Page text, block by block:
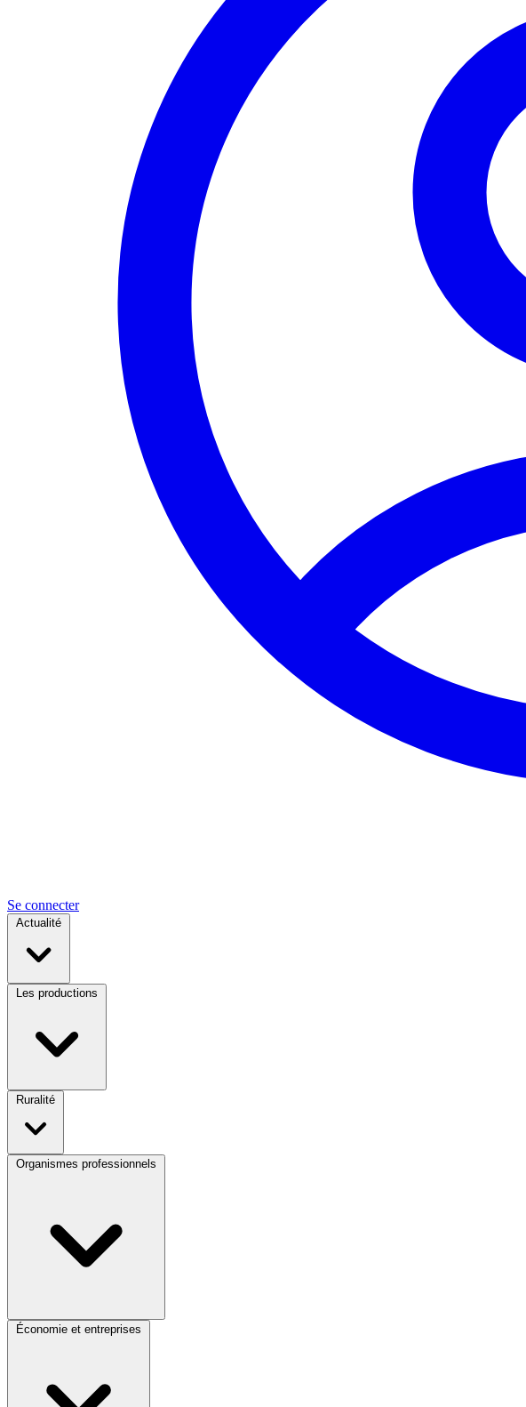
Se connecter
Actualité
Les productions
Ruralité
Organismes professionnels
Économie et entreprises